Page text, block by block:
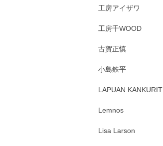
工房アイザワ
工房千WOOD
古賀正慎
小島鉄平
LAPUAN KANKURIT
Lemnos
Lisa Larson